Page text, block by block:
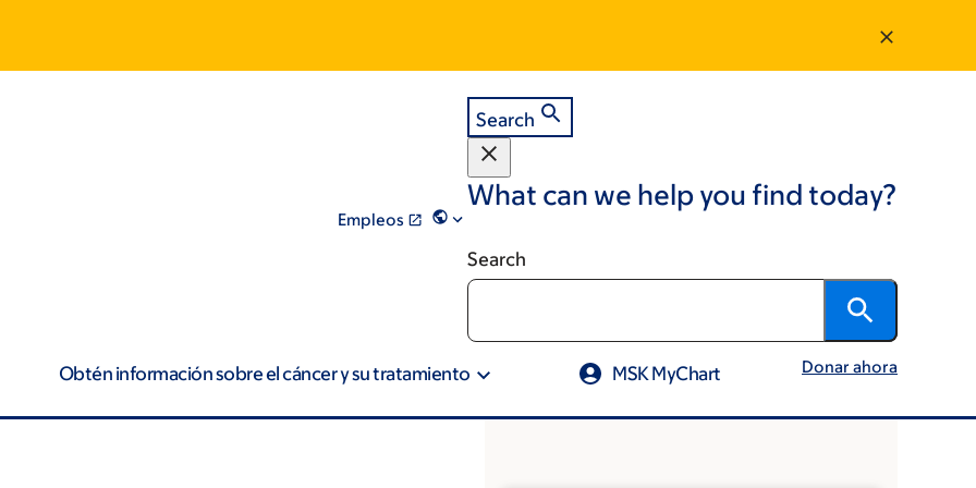
Empleos
Search
What can we help you find today?
Search
Obtén información sobre el cáncer y su tratamiento MSK MyChart Donar ahora